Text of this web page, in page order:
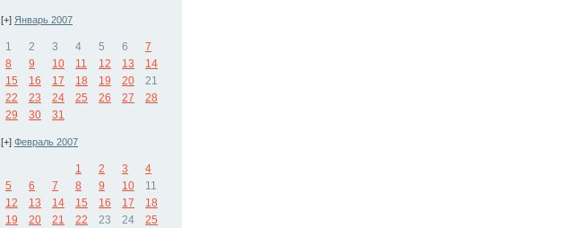
[+] Январь 2007
1 2 3 4 5 6
7
8
9 10 11 12 13
14
15
16 17 18 19 20
21
22
23 24 25 26 27
28
29
30 31
[+] Февраль 2007
1 2 3
4
5
6 7 8 9 10
11
12
13 14 15 16 17
18
19
20 21 22 23 24
25